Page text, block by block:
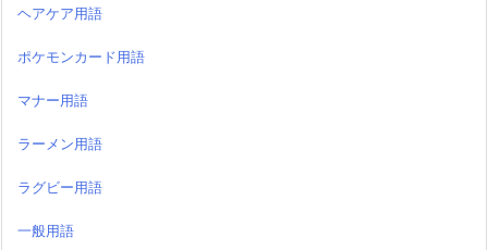
ヘアケア用語
ポケモンカード用語
マナー用語
ラーメン用語
ラグビー用語
一般用語